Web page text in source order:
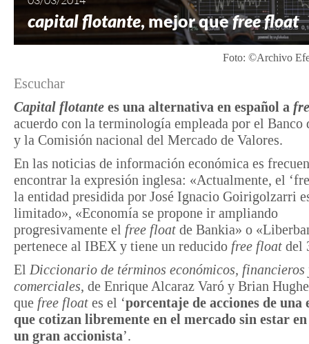
capital flotante, mejor quefree float
Foto: ©Archivo
Escuchar
Capital flotante es una alternativa en español a
acuerdo con la terminología empleada por el Banco
y la Comisión nacional del Mercado de Valores.
En las noticias de información económica es
encontrar la expresión inglesa: «Actualmente, el
la entidad presidida por José Ignacio Goirigolzarri
limitado», «Economía se propone ir ampliando
progresivamente el free float de Bankia» o
pertenece al IBEX y tiene un reducido free float del
El Diccionario de términos económicos, financieros
comerciales, de Enrique Alcaraz Varó y Brian
que free float es el ‘porcentaje de acciones de una
que cotizan libremente en el mercado sin estar en
un gran accionista’.